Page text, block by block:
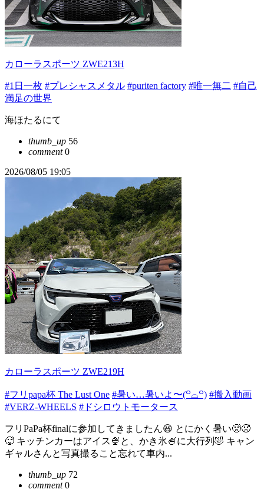
カローラスポーツ ZWE213H
#1日一枚 #プレシャスメタル #puriten factory #唯一無二 #自己
満足の世界
海ほたるにて
thumb_up 56
comment0
2026/08/05 19:05
カローラスポーツ ZWE219H
#フリpapa杯 The Lust One #暑い…暑いよ〜(꒪⌓꒪) #搬入動画
#VERZ-WHEELS #ドシロウトモータース
フリPaPa杯finalに参加してきましたん😆 とにかく暑い🥵🥵
🥵 キッチンカーはアイス🍨と、かき氷🍧に大行列🤣 キャン
ギャルさんと写真撮ること忘れて車内...
thumb_up 72
comment0